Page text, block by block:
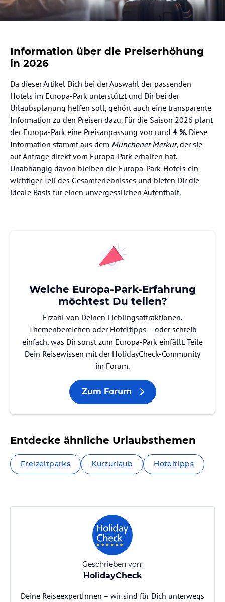
Information über die Preiserhöhung
in 2026
Da dieser Artikel Dich bei der Auswahl der passenden
Hotels im Europa-Park unterstützt und Dir bei der
Urlaubsplanung helfen soll, gehört auch eine transparente
Information zu den Preisen dazu. Für die Saison 2026 plant
der Europa-Park eine Preisanpassung von rund 4 %. Diese
Information stammt aus dem Münchener Merkur, der sie
auf Anfrage direkt vom Europa-Park erhalten hat.
Unabhängig davon bleiben die Europa-Park-Hotels ein
wichtiger Teil des Gesamterlebnisses und bieten Dir die
ideale Basis für einen unvergesslichen Aufenthalt.
Welche Europa-Park-Erfahrung
möchtest Du teilen?
Erzähl von Deinen Lieblingsattraktionen,
Themenbereichen oder Hoteltipps – oder schreib
einfach, was Dir sonst zum Europa-Park einfällt. Teile
Dein Reisewissen mit der HolidayCheck-Community
im Forum.
Zum Forum
Entdecke ähnliche Urlaubsthemen
Freizeitparks Kurzurlaub Hoteltipps
Geschrieben von:
HolidayCheck
Deine ReiseexpertInnen – wir sind für Dich unterwegs